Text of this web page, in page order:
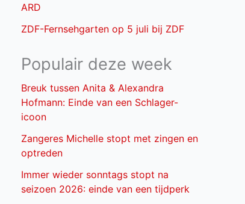
ARD
ZDF-Fernsehgarten op 5 juli bij ZDF
Populair deze week
Breuk tussen Anita & Alexandra
Hofmann: Einde van een Schlager-
icoon
Zangeres Michelle stopt met zingen en
optreden
Immer wieder sonntags stopt na
seizoen 2026: einde van een tijdperk